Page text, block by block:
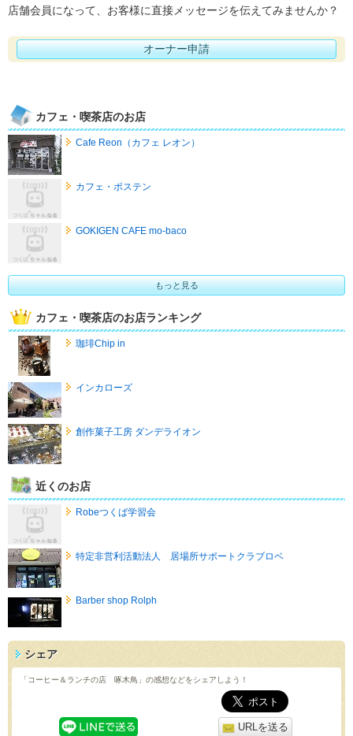
店舗会員になって、お客様に直接メッセージを伝えてみませんか？
オーナー申請
カフェ・喫茶店のお店
Cafe Reon（カフェ レオン）
カフェ・ポステン
GOKIGEN CAFE mo-baco
もっと見る
カフェ・喫茶店のお店ランキング
珈琲Chip in
インカローズ
創作菓子工房 ダンデライオン
近くのお店
Robeつくば学習会
特定非営利活動法人 居場所サポートクラブロベ
Barber shop Rolph
シェア
「コーヒー＆ランチの店 啄木鳥」の感想などをシェアしよう！
URLを送る